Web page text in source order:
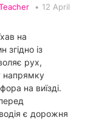
• 12 April
на
згідно із
рух,
напрямку
на виїзді.
є дорожня